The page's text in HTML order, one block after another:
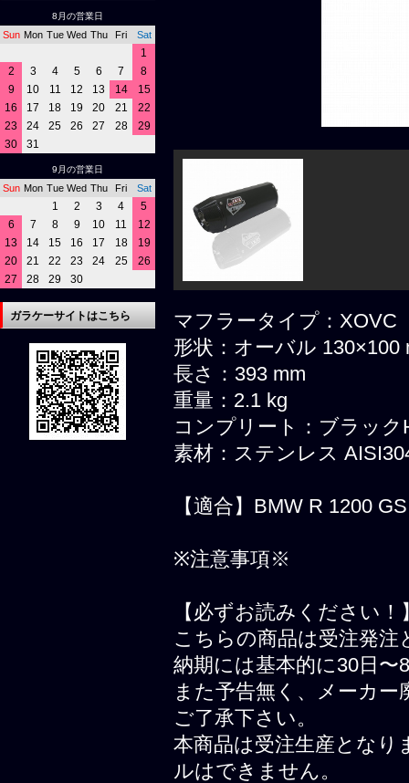
マフラータイプ：
形状：オーバル
長さ：393 mm
重量：2.1 kg
コンプリート：ブラッ
素材：ステンレス
【適合】BMW R 1200
※注意事項※
【必ずお読みください！
こちらの商品は受注発注
納期には基本的に30日
また予告無く、メーカ
ご了承下さい。
本商品は受注生産となり
ルはできません。
8月の営業日
Sun Mon Tue Wed Thu Fri Sat
1
2
3 4 5 6 7
8
9
10 11 12 13 14
15
16
17 18 19 20 21
22
23
24 25 26 27 28
29
30
31
9月の営業日
Sun Mon Tue Wed Thu Fri Sat
1 2 3 4
5
6
7 8 9 10 11
12
13
14 15 16 17 18
19
20
21 22 23 24 25
26
27
28 29 30
ガラケーサイトはこちら